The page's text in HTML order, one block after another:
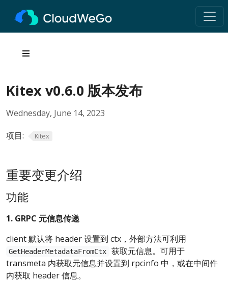
Kitex v0.6.0 版本发布
Wednesday, June 14, 2023
项目:
Kitex
重要变更介绍
功能
1. GRPC 元信息传递
client 默认将 header 设置到 ctx，外部方法可利用
GetHeaderMetadataFromCtx
获取元信息。可用于
transmeta 内获取元信息并设置到 rpcinfo 中，或在中间件
内获取 header 信息。